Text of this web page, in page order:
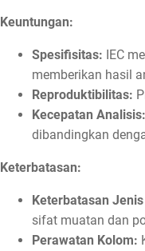
Keuntungan:
Spesifisitas: IEC
memberikan hasil
Reproduktibilitas:
Kecepatan Analisis:
dibandingkan
Keterbatasan:
Keterbatasan
sifat muatan dan
Perawatan Kolom: